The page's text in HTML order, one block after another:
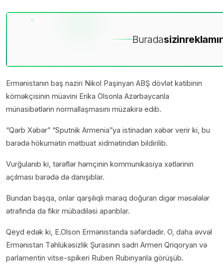
Buradasizin
Ermənistanın baş naziri Nikol Paşinyan ABŞ dövlət katibinin
köməkçisinin müavini Erika Olsonla Azərbaycanla
münasibətlərin normallaşmasını müzakirə edib.
“Qərb Xəbər” “Sputnik Armenia”ya istinadən xəbər verir ki, bu
barədə hökumətin mətbuat xidmətindən bildirilib.
Vurğulanıb ki, tərəflər həmçinin kommunikasiya xətlərinin
açılması barədə də danışıblar.
Bundan başqa, onlar qarşılıqlı maraq doğuran digər məsələlər
ətrafında da fikir mübadiləsi aparıblar.
Qeyd edək ki, E.Olson Ermənistanda səfərdədir. O, daha əvvəl
Ermənistan Təhlükəsizlik Şurasının sədri Armen Qriqoryan və
parlamentin vitse-spikeri Ruben Rubinyanla görüşüb.